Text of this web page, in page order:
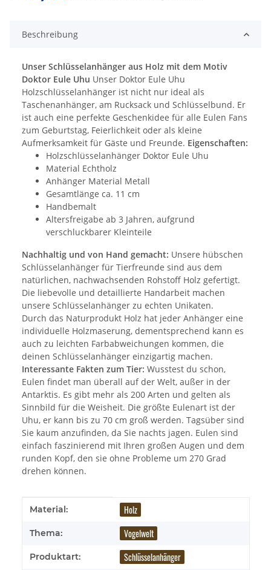
Beschreibung
Unser Schlüsselanhänger aus Holz mit dem Motiv
Doktor Eule Uhu Unser Doktor Eule Uhu
Holzschlüsselanhänger ist nicht nur ideal als
Taschenanhänger, am Rucksack und Schlüsselbund. Er
ist auch eine perfekte Geschenkidee für alle Eulen Fans
zum Geburtstag, Feierlichkeit oder als kleine
Aufmerksamkeit für Gäste und Freunde. Eigenschaften:
Holzschlüsselanhänger Doktor Eule Uhu
Material Echtholz
Anhänger Material Metall
Gesamtlänge ca. 11 cm
Handbemalt
Altersfreigabe ab 3 Jahren, aufgrund
verschluckbarer Kleinteile
Nachhaltig und von Hand gemacht: Unsere hübschen
Schlüsselanhänger für Tierfreunde sind aus dem
natürlichen, nachwachsenden Rohstoff Holz gefertigt.
Die liebevolle und detaillierte Handarbeit machen
unsere Schlüsselanhänger zu echten Unikaten.
Durch das Naturprodukt Holz hat jeder Anhänger eine
individuelle Holzmaserung, dementsprechend kann es
auch zu leichten Farbabweichungen kommen, die
deinen Schlüsselanhänger einzigartig machen.
Interessante Fakten zum Tier: Wusstest du schon,
Eulen findet man überall auf der Welt, außer in der
Antarktis. Es gibt mehr als 200 Arten und gelten als
Sinnbild für die Weisheit. Die größte Eulenart ist der
Uhu, er kann bis zu 70 cm groß werden. Tagsüber sind
Sie kaum anzufinden, da Sie nachts jagen. Eulen sind
einfach faszinierend mit Ihren großen Augen und dem
runden Kopf, den sie ohne Probleme um 270 Grad
drehen können.
Produkteigenschaft
Wert
Material: Holz
Thema: Vogelwelt
Produktart: Schlüsselanhänger